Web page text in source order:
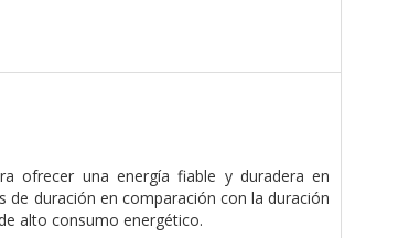
ofrecer una energía fiable y duradera en
duración en comparación con la duración
alto consumo energético.